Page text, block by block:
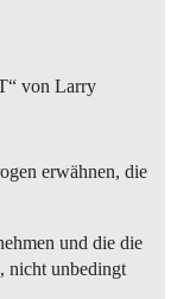
von Larry
erwähnen, die
und die die
nicht unbedingt